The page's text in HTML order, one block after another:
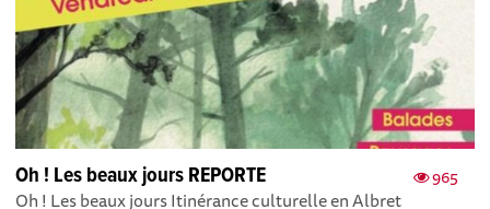
965
Oh ! Les beaux jours REPORTE
Oh ! Les beaux jours Itinérance culturelle en Albret